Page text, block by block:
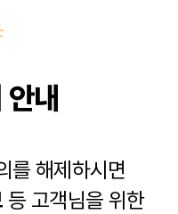
내
를 해제하시면
등 고객님을 위한